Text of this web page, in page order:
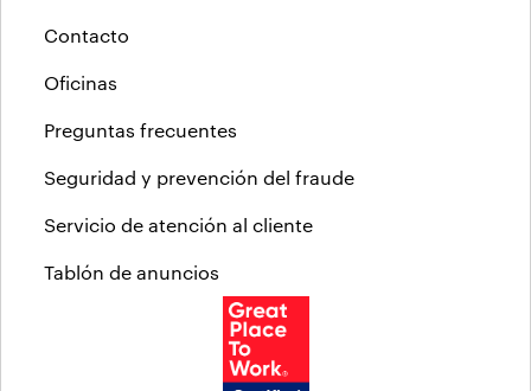
Contacto
Oficinas
Preguntas frecuentes
Seguridad y prevención del fraude
Servicio de atención al cliente
Tablón de anuncios